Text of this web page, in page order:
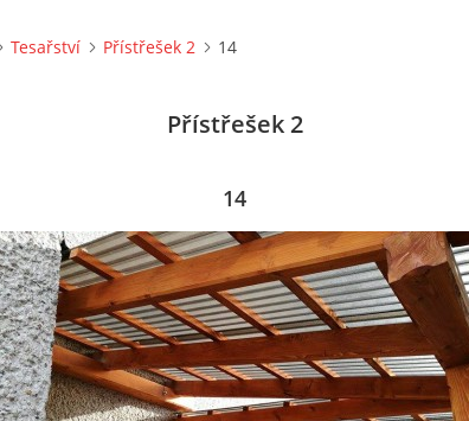
Tesařství Přístřešek 2 14
Přístřešek 2
14